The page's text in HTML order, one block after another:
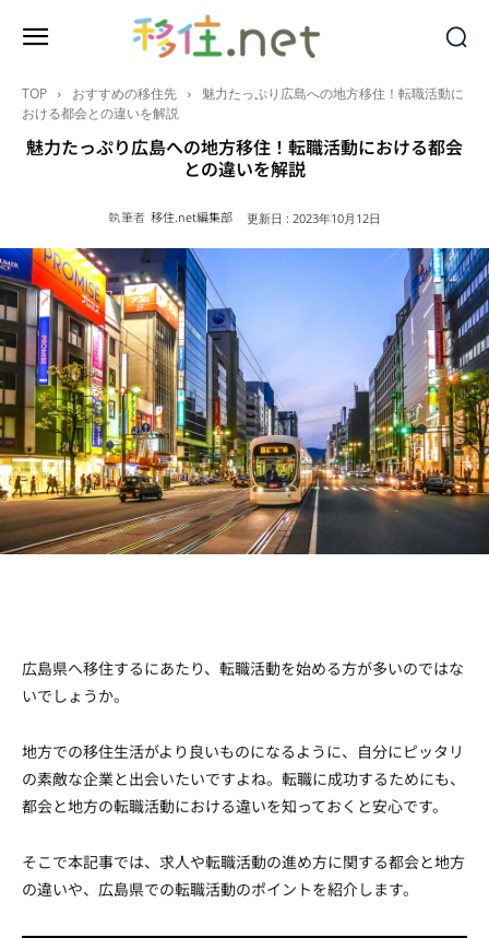
TOP おすすめの移住先
魅力たっぷり広島への地方移住！転職活動に
おける都会との違いを解説
魅力たっぷり広島への地方移住！転職活動における都会
との違いを解説
執筆者 移住.net編集部 更新日 : 2023年10月12日
広島県へ移住するにあたり、転職活動を始める方が多いのではな
いでしょうか。
地方での移住生活がより良いものになるように、自分にピッタリ
の素敵な企業と出会いたいですよね。転職に成功するためにも、
都会と地方の転職活動における違いを知っておくと安心です。
そこで本記事では、求人や転職活動の進め方に関する都会と地方
の違いや、広島県での転職活動のポイントを紹介します。